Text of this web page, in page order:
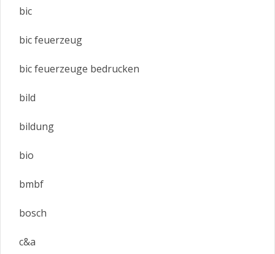
bic
bic feuerzeug
bic feuerzeuge bedrucken
bild
bildung
bio
bmbf
bosch
c&a